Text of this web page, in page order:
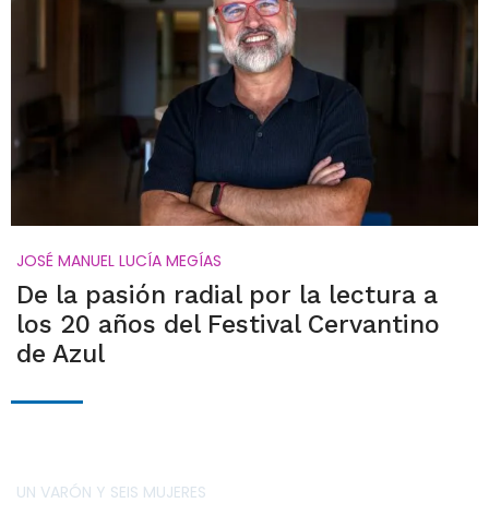
JOSÉ MANUEL LUCÍA MEGÍAS
De la pasión radial por la lectura a
los 20 años del Festival Cervantino
de Azul
UN VARÓN Y SEIS MUJERES